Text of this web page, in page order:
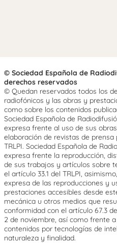
© Sociedad Española de
derechos reservados
© Quedan reservados todos los
radiofónicos y las obras y
como sobre los contenidos
Sociedad Española de
expresa frente al uso de sus
elaboración de revistas de prensa
TRLPI. Sociedad Española de
expresa frente la reproducción,
de sus trabajos y artículos sobre
el artículo 33.1 del TRLPI,
expresa de las reproducciones y
prestaciones accesibles desde
mecánica u otros medios que
conformidad con el artículo 67.3
2 de noviembre, así como frente
contenidos por tecnologías de
naturaleza y finalidad.